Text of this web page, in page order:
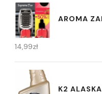
AROMA
14,99zł
K2